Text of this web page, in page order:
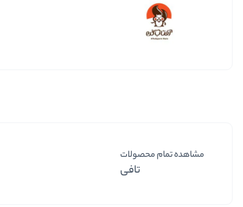
مشاهده تمام محصولات
تافی